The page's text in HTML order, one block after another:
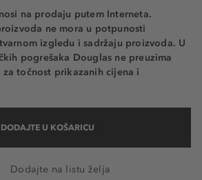
na prodaju putem Interneta.
ne mora u potpunosti
izgledu i sadržaju proizvoda. U
pogrešaka Douglas ne preuzima
točnost prikazanih cijena i
DODAJTE U KOŠARICU
Dodajte na listu želja